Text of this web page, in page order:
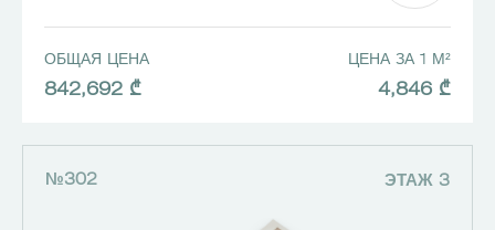
ОБЩАЯ ЦЕНА
842,692 ₾
ЦЕНА ЗА 1 М²
4,846 ₾
№302 ЭТАЖ 3